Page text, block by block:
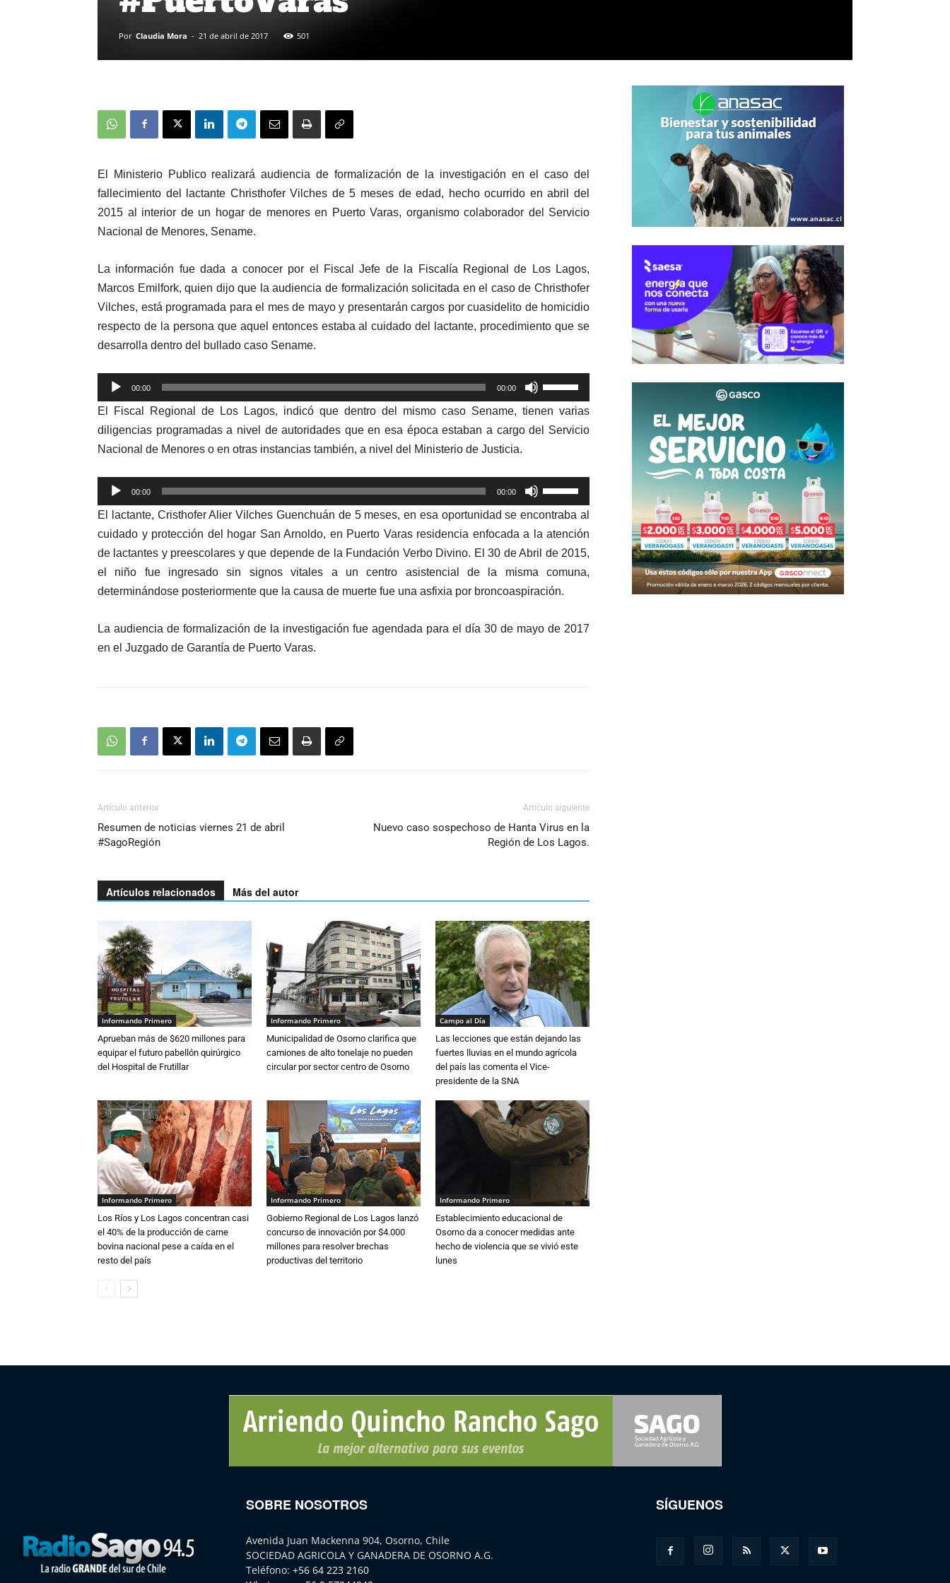
Por Claudia Mora - 21 de abril de 2017 501
El Ministerio Publico realizará audiencia de formalización de la investigación en el caso del
fallecimiento del lactante Christhofer Vilches de 5 meses de edad, hecho ocurrido en abril del
2015 al interior de un hogar de menores en Puerto Varas, organismo colaborador del Servicio
Nacional de Menores, Sename.
La información fue dada a conocer por el Fiscal Jefe de la Fiscalía Regional de Los Lagos,
Marcos Emilfork, quien dijo que la audiencia de formalización solicitada en el caso de Christhofer
Vilches, está programada para el mes de mayo y presentarán cargos por cuasidelito de homicidio
respecto de la persona que aquel entonces estaba al cuidado del lactante, procedimiento que se
desarrolla dentro del bullado caso Sename.
Reproductor
de
audio
00:00 00:00
las
teclas
de
para
aumentar
disminuir
volumen.
El Fiscal Regional de Los Lagos, indicó que dentro del mismo caso Sename, tienen varias
diligencias programadas a nivel de autoridades que en esa época estaban a cargo del Servicio
Nacional de Menores o en otras instancias también, a nivel del Ministerio de Justicia.
Reproductor
de
audio
00:00 00:00
las
teclas
de
flecha
arriba/abajo
para
o
El lactante, Cristhofer Alier Vilches Guenchuán de 5 meses, en esa oportunidad se encontraba al
cuidado y protección del hogar San Arnoldo, en Puerto Varas residencia enfocada a la atención
de lactantes y preescolares y que depende de la Fundación Verbo Divino. El 30 de Abril de 2015,
el niño fue ingresado sin signos vitales a un centro asistencial de la misma comuna,
determinándose posteriormente que la causa de muerte fue una asfixia por broncoaspiración.
La audiencia de formalización de la investigación fue agendada para el día 30 de mayo de 2017
en el Juzgado de Garantía de Puerto Varas.
Artículo anterior
Resumen de noticias viernes 21 de abril
#SagoRegión
Artículo siguiente
Nuevo caso sospechoso de Hanta Virus en la
Región de Los Lagos.
Artículos relacionados Más del autor
Informando Primero
Aprueban más de $620 millones para
equipar el futuro pabellón quirúrgico
del Hospital de Frutillar
Informando Primero
Municipalidad de Osorno clarifica que
camiones de alto tonelaje no pueden
circular por sector centro de Osorno
Campo al Día
Las lecciones que están dejando las
fuertes lluvias en el mundo agrícola
del país las comenta el Vice-
presidente de la SNA
Informando Primero
Los Ríos y Los Lagos concentran casi
el 40% de la producción de carne
bovina nacional pese a caída en el
resto del país
Informando Primero
Gobierno Regional de Los Lagos lanzó
concurso de innovación por $4.000
millones para resolver brechas
productivas del territorio
Informando Primero
Establecimiento educacional de
Osorno da a conocer medidas ante
hecho de violencia que se vivió este
lunes
SOBRE NOSOTROS
Avenida Juan Mackenna 904, Osorno, Chile
SOCIEDAD AGRICOLA Y GANADERA DE OSORNO A.G.
Teléfono: +56 64 223 2160
SÍGUENOS